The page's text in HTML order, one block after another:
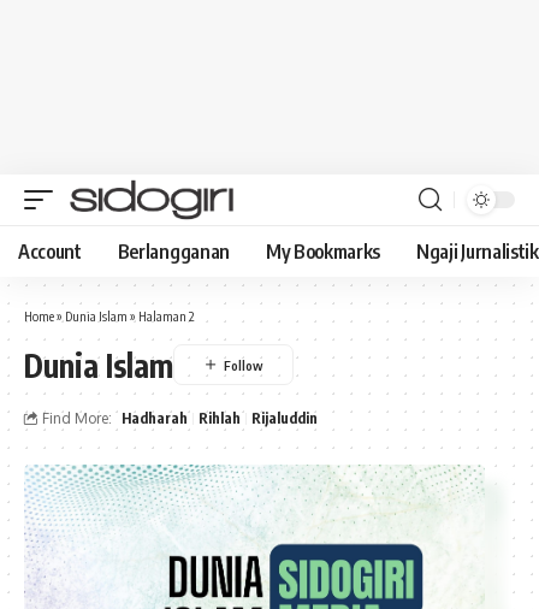
Account Berlangganan My Bookmarks Ngaji Jurnalistik
Home» Dunia Islam » Halaman 2
Dunia Islam
Find More: Hadharah Rihlah Rijaluddin